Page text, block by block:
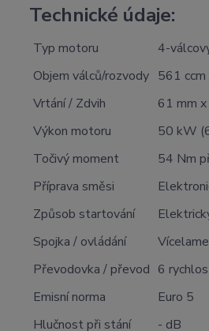
Technické údaje:
Typ motoru
4-
Objem válců/rozvody 561
Vrtání / Zdvih
61 mm
Výkon motoru
50 kW
Točivý moment
54 Nm
Příprava směsi
Způsob startování
Spojka / ovládání
Převodovka / převod 6
Emisní norma
Euro 5
Hlučnost při stání
- dB